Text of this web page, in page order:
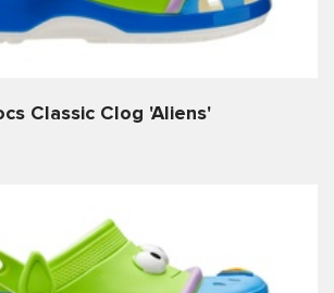
Classic Clog 'Aliens'